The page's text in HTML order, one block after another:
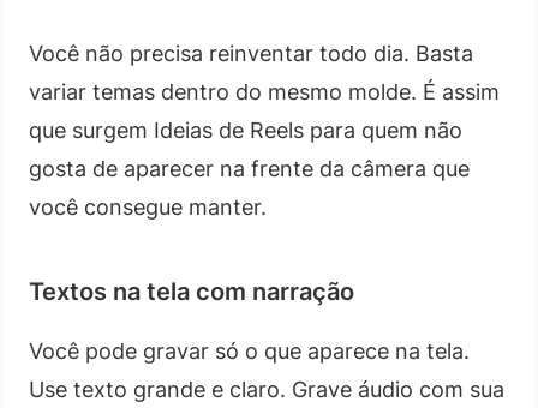
Você não precisa reinventar todo dia. Basta
variar temas dentro do mesmo molde. É assim
que surgem Ideias de Reels para quem não
gosta de aparecer na frente da câmera que
você consegue manter.
Textos na tela com narração
Você pode gravar só o que aparece na tela.
Use texto grande e claro. Grave áudio com sua